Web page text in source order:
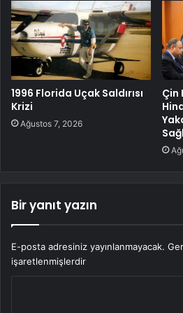
1996 Florida Uçak Saldırısı
Krizi
Ağustos 7, 2026
Çin
Bir yanıt yazın
E-posta adresiniz yayınlanmayacak.
işaretlenmişlerdir